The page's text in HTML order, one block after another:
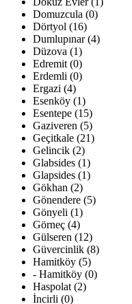
Domuzcula (0)
Dörtyol (16)
Dumlupınar (4)
Düzova (1)
Edremit (0)
Erdemli (0)
Ergazi (4)
Esenköy (1)
Esentepe (15)
Gaziveren (5)
Geçitkale (21)
Gelincik (2)
Glabsides (1)
Glapsides (1)
Gökhan (2)
Gönendere (5)
Gönyeli (1)
Görneç (4)
Gülseren (12)
Güvercinlik (8)
Hamitköy (5)
- Hamitköy (0)
Haspolat (2)
İncirli (0)